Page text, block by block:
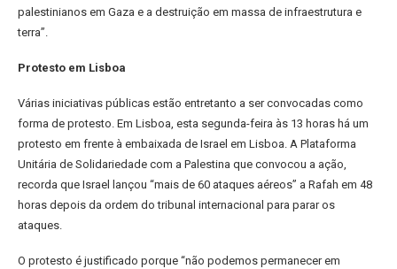
palestinianos em Gaza e a destruição em massa de infraestrutura e
terra”.
Protesto em Lisboa
Várias iniciativas públicas estão entretanto a ser convocadas como
forma de protesto. Em Lisboa, esta segunda-feira às 13 horas há um
protesto em frente à embaixada de Israel em Lisboa. A Plataforma
Unitária de Solidariedade com a Palestina que convocou a ação,
recorda que Israel lançou “mais de 60 ataques aéreos” a Rafah em 48
horas depois da ordem do tribunal internacional para parar os
ataques.
O protesto é justificado porque “não podemos permanecer em